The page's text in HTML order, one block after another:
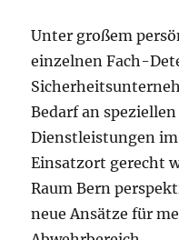
Unter großem
einzelnen Fach-
Bedarf an
Dienstleistungen
Einsatzort gerecht
Raum Bern
neue Ansätze für